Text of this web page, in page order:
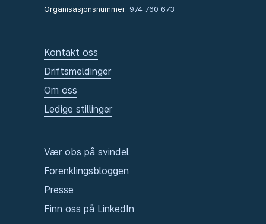
Organisasjonsnummer: 974 760 673
Kontakt oss
Driftsmeldinger
Om oss
Ledige stillinger
Vær obs på svindel
Forenklingsbloggen
Presse
Finn oss på LinkedIn